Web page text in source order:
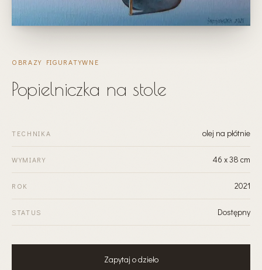
OBRAZY FIGURATYWNE
Popielniczka na stole
TECHNIKA olej na płótnie
WYMIARY 46 x 38 cm
ROK 2021
STATUS Dostępny
Zapytaj o dzieło